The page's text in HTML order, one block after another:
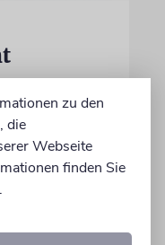
Stück
Erst mit dem
zu den
die
Webseite
finden Sie
.